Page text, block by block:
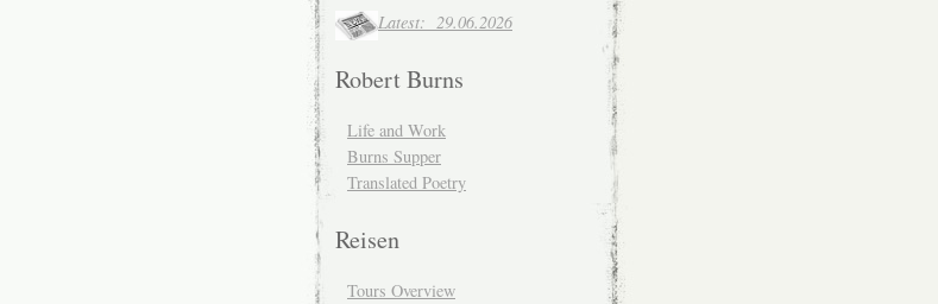
Latest: 29.06.2026
Robert Burns
Life and Work
Burns Supper
Translated Poetry
Reisen
Tours Overview